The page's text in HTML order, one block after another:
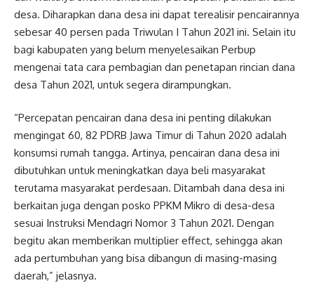
desa. Diharapkan dana desa ini dapat terealisir pencairannya
sebesar 40 persen pada Triwulan I Tahun 2021 ini. Selain itu
bagi kabupaten yang belum menyelesaikan Perbup
mengenai tata cara pembagian dan penetapan rincian dana
desa Tahun 2021, untuk segera dirampungkan.
“Percepatan pencairan dana desa ini penting dilakukan
mengingat 60, 82 PDRB Jawa Timur di Tahun 2020 adalah
konsumsi rumah tangga. Artinya, pencairan dana desa ini
dibutuhkan untuk meningkatkan daya beli masyarakat
terutama masyarakat perdesaan. Ditambah dana desa ini
berkaitan juga dengan posko PPKM Mikro di desa-desa
sesuai Instruksi Mendagri Nomor 3 Tahun 2021. Dengan
begitu akan memberikan multiplier effect, sehingga akan
ada pertumbuhan yang bisa dibangun di masing-masing
daerah,” jelasnya.